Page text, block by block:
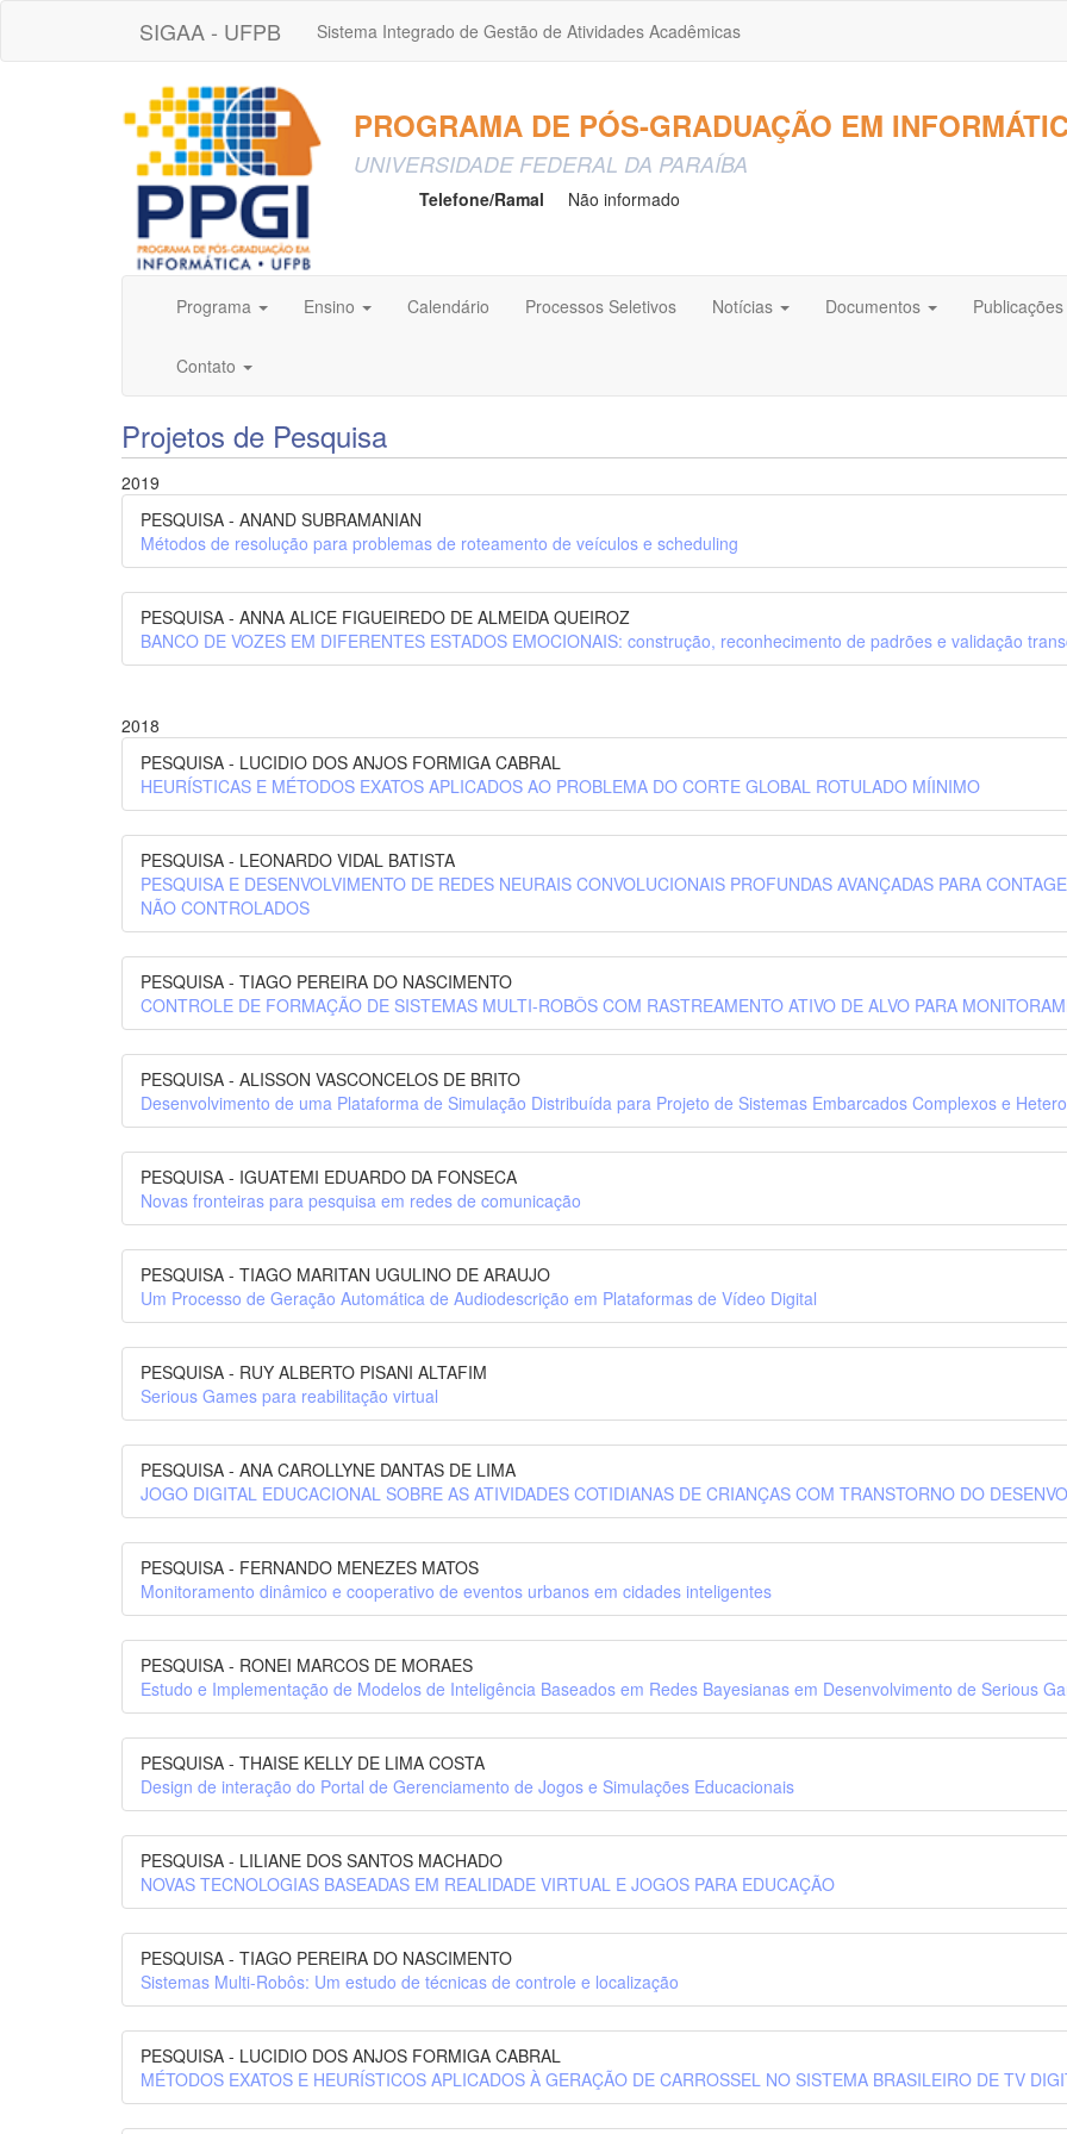
SIGAA - UFPB Sistema Integrado de Gestão de Atividades Acadêmicas
PROGRAMA DE PÓS-GRADUAÇÃO EM
UNIVERSIDADE FEDERAL DA PARAÍBA
Telefone/Ramal Não informado
Programa Ensino Calendário Processos Seletivos Notícias Documentos
Contato
Projetos de Pesquisa
2019
PESQUISA - ANAND SUBRAMANIAN
Métodos de resolução para problemas de roteamento de veículos e scheduling
PESQUISA - ANNA ALICE FIGUEIREDO DE ALMEIDA QUEIROZ
BANCO DE VOZES EM DIFERENTES ESTADOS EMOCIONAIS: construção, reconhecimento de padrões e validação
2018
PESQUISA - LUCIDIO DOS ANJOS FORMIGA CABRAL
HEURÍSTICAS E MÉTODOS EXATOS APLICADOS AO PROBLEMA DO CORTE GLOBAL ROTULADO MÍINIMO
PESQUISA - LEONARDO VIDAL BATISTA
PESQUISA E DESENVOLVIMENTO DE REDES NEURAIS CONVOLUCIONAIS PROFUNDAS AVANÇADAS PARA
NÃO CONTROLADOS
PESQUISA - TIAGO PEREIRA DO NASCIMENTO
CONTROLE DE FORMAÇÃO DE SISTEMAS MULTI-ROBÔS COM RASTREAMENTO ATIVO DE ALVO PARA
PESQUISA - ALISSON VASCONCELOS DE BRITO
Desenvolvimento de uma Plataforma de Simulação Distribuída para Projeto de Sistemas Embarcados Complexos e
PESQUISA - IGUATEMI EDUARDO DA FONSECA
Novas fronteiras para pesquisa em redes de comunicação
PESQUISA - TIAGO MARITAN UGULINO DE ARAUJO
Um Processo de Geração Automática de Audiodescrição em Plataformas de Vídeo Digital
PESQUISA - RUY ALBERTO PISANI ALTAFIM
Serious Games para reabilitação virtual
PESQUISA - ANA CAROLLYNE DANTAS DE LIMA
JOGO DIGITAL EDUCACIONAL SOBRE AS ATIVIDADES COTIDIANAS DE CRIANÇAS COM TRANSTORNO DO
PESQUISA - FERNANDO MENEZES MATOS
Monitoramento dinâmico e cooperativo de eventos urbanos em cidades inteligentes
PESQUISA - RONEI MARCOS DE MORAES
Estudo e Implementação de Modelos de Inteligência Baseados em Redes Bayesianas em Desenvolvimento de Serious
PESQUISA - THAISE KELLY DE LIMA COSTA
Design de interação do Portal de Gerenciamento de Jogos e Simulações Educacionais
PESQUISA - LILIANE DOS SANTOS MACHADO
NOVAS TECNOLOGIAS BASEADAS EM REALIDADE VIRTUAL E JOGOS PARA EDUCAÇÃO
PESQUISA - TIAGO PEREIRA DO NASCIMENTO
Sistemas Multi-Robôs: Um estudo de técnicas de controle e localização
PESQUISA - LUCIDIO DOS ANJOS FORMIGA CABRAL
MÉTODOS EXATOS E HEURÍSTICOS APLICADOS À GERAÇÃO DE CARROSSEL NO SISTEMA BRASILEIRO DE TV